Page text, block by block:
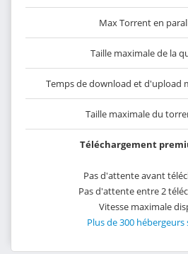
Max Torrent en
Taille maximale de la
Temps de download et d'upload
Taille maximale du
Téléchargement
Pas d'attente avant
Pas d'attente entre 2
Vitesse maximale
Plus de 300